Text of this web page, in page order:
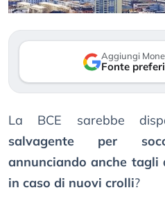
Aggiungi
Fonte
La BCE sarebbe
salvagente per
annunciando anche tagli
in caso di nuovi crolli?